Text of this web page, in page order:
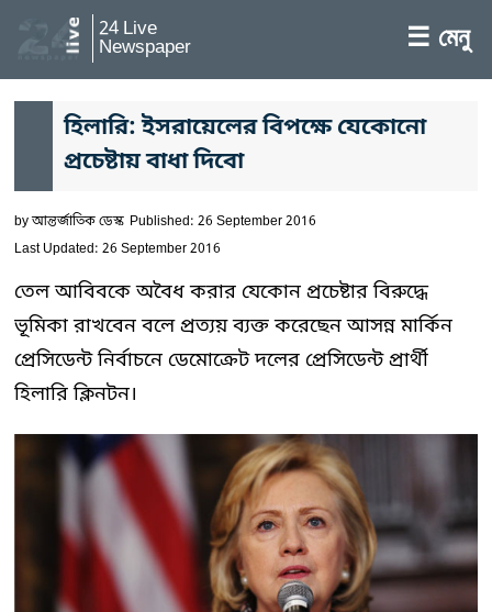
24 Live
Newspaper ☰ মেনু
হিলারি: ইসরায়েলের বিপক্ষে যেকোনো
প্রচেষ্টায় বাধা দিবো
byআন্তর্জাতিক ডেস্ক Published: 26 September 2016
Last Updated: 26 September 2016
তেল আবিবকে অবৈধ করার যেকোন প্রচেষ্টার বিরুদ্ধে
ভূমিকা রাখবেন বলে প্রত্যয় ব্যক্ত করেছেন আসন্ন মার্কিন
প্রেসিডেন্ট নির্বাচনে ডেমোক্রেট দলের প্রেসিডেন্ট প্রার্থী
হিলারি ক্লিনটন।